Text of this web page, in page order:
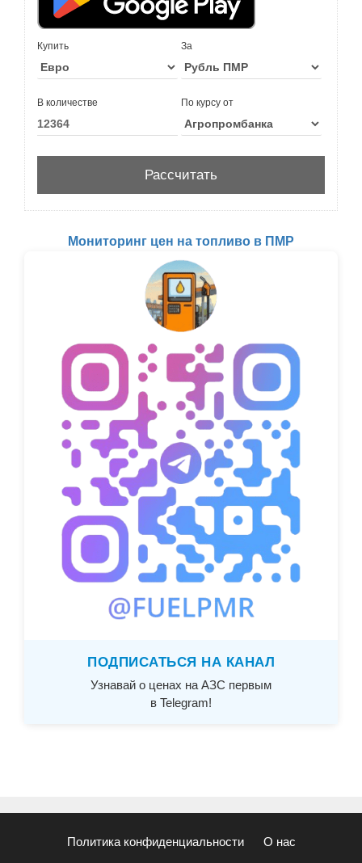
Купить За
В количестве По курсу от
Мониторинг цен на топливо в ПМР
ПОДПИСАТЬСЯ НА КАНАЛ
Узнавай о ценах на АЗС первым
в Telegram!
Политика конфиденциальности О нас